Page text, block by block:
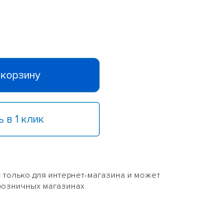
в 1 клик
для интернет-магазина и может
магазинах